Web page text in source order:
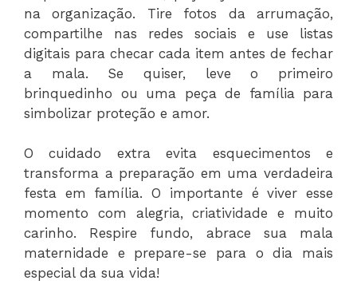
na organização. Tire fotos da arrumação,
compartilhe nas redes sociais e use listas
digitais para checar cada item antes de fechar
a mala. Se quiser, leve o primeiro
brinquedinho ou uma peça de família para
simbolizar proteção e amor.
O cuidado extra evita esquecimentos e
transforma a preparação em uma verdadeira
festa em família. O importante é viver esse
momento com alegria, criatividade e muito
carinho. Respire fundo, abrace sua mala
maternidade e prepare-se para o dia mais
especial da sua vida!